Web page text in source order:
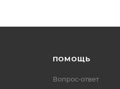
ПОМОЩЬ
Вопрос-ответ